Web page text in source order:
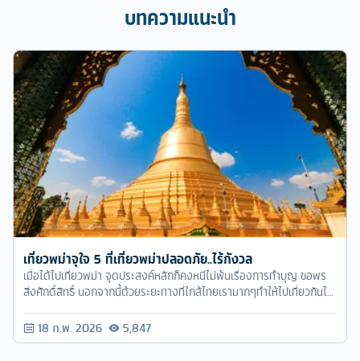
บทความแนะนำ
เที่ยวพม่าจุใจ 5 ที่เที่ยวพม่าปลอดภัย..ไร้กังวล
เมื่อได้ไปเที่ยวพม่า จุดประสงค์หลักก็คงหนีไม่พ้นเรื่องการทำบุญ ขอพร
สิ่งศักดิ์สิทธิ์ นอกจากนี้ด้วยระยะทางที่ใกล้ไทยเรามากๆทำให้ไปเที่ยวกันได้
แบบสบายๆ
18 ก.พ. 2026 5,847